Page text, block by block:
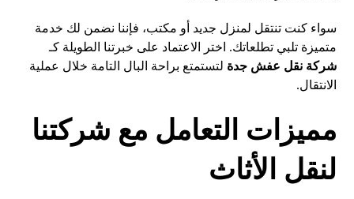
سواء كنت تنتقل لمنزل جديد أو مكتب، فإننا نضمن لك خدمة
متميزة تلبي تطلعاتك. اختر الاعتماد على خبرتنا الطويلة كـ
شركة نقل عفش جدة لتستمتع براحة البال التامة خلال عملية
الانتقال.
مميزات التعامل مع شركتنا
لنقل الأثاث